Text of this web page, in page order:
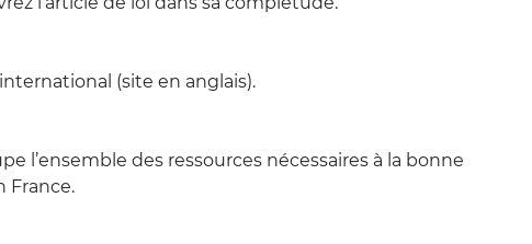
(site en anglais).
l’ensemble des ressources nécessaires à la bonne
France.